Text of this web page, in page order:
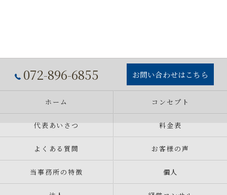
072-896-6855 お問い合わせはこちら
ホーム コンセプト
代表あいさつ 料金表
よくある質問 お客様の声
当事務所の特徴 個人